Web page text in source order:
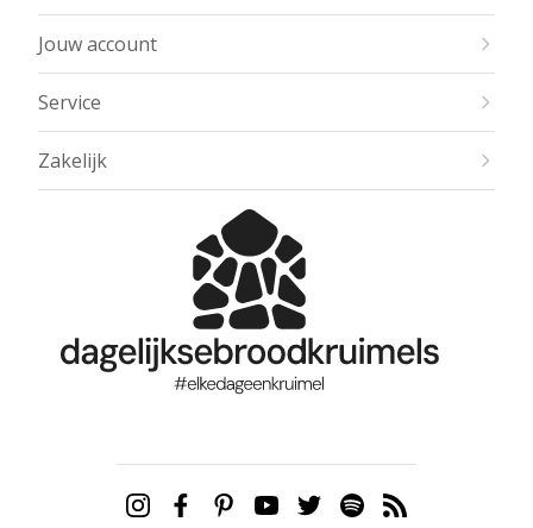
Jouw account
Service
Zakelijk